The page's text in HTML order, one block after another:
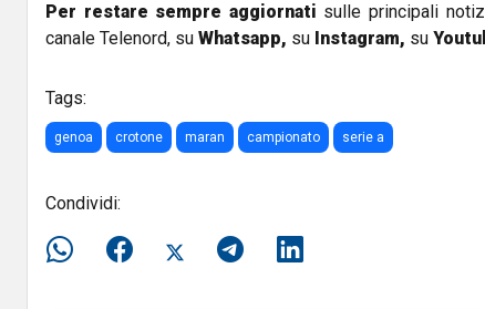
Per restare sempre aggiornati sulle principali
canale Telenord, su Whatsapp, su Instagram, su
Tags:
genoa crotone maran campionato serie a
Condividi: